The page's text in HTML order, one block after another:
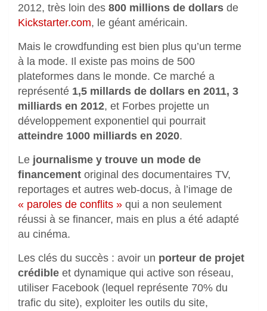
2012, très loin des 800 millions de dollars de
Kickstarter.com, le géant américain.
Mais le crowdfunding est bien plus qu’un terme
à la mode. Il existe pas moins de 500
plateformes dans le monde. Ce marché a
représenté 1,5 millards de dollars en 2011, 3
milliards en 2012, et Forbes projette un
développement exponentiel qui pourrait
atteindre 1000 milliards en 2020.
Le journalisme y trouve un mode de
financement original des documentaires TV,
reportages et autres web-docus, à l’image de
« paroles de conflits » qui a non seulement
réussi à se financer, mais en plus a été adapté
au cinéma.
Les clés du succès : avoir un porteur de projet
crédible et dynamique qui active son réseau,
utiliser Facebook (lequel représente 70% du
trafic du site), exploiter les outils du site,